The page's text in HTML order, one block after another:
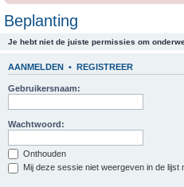
Beplanting
Je hebt niet de juiste permissies om
AANMELDEN • REGISTREER
Gebruikersnaam:
Wachtwoord:
Onthouden
Mij deze sessie niet weergeven in de lijst